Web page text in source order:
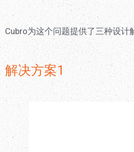
Cubro为这个问题提供了三种设计
解决方案1